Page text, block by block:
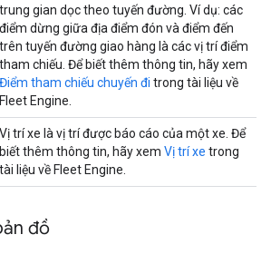
trung gian dọc theo tuyến đường. Ví dụ: các
điểm dừng giữa địa điểm đón và điểm đến
trên tuyến đường giao hàng là các vị trí điểm
tham chiếu. Để biết thêm thông tin, hãy xem
Điểm tham chiếu chuyến đi trong tài liệu về
Fleet Engine.
Vị trí xe là vị trí được báo cáo của một xe. Để
biết thêm thông tin, hãy xem Vị trí xe trong
tài liệu về Fleet Engine.
đồ